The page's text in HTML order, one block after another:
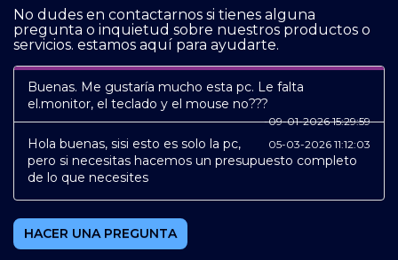
No dudes en contactarnos si tienes alguna
pregunta o inquietud sobre nuestros productos o
servicios. estamos aquí para ayudarte.
Buenas. Me gustaría mucho esta pc. Le falta
el.monitor, el teclado y el mouse no???
-09-01-2026 15:29:59
05-03-2026 11:12:03
Hola buenas, sisi esto es solo la pc,
pero si necesitas hacemos un presupuesto completo
de lo que necesites
HACER UNA PREGUNTA